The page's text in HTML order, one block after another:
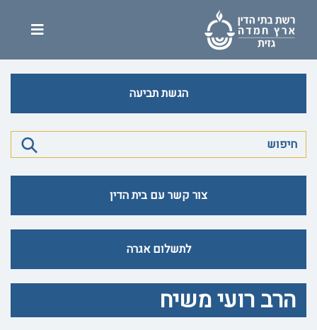
הגשת תביעה
צור קשר עם בית הדין
לתשלום אגרה
הרב רועי משיח